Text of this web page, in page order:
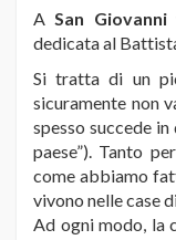
ASan Giovanni
dedicata al
Si tratta di un
sicuramente non
spesso succede
paese”). Tanto
come abbiamo
vivono nelle case
Ad ogni modo, la